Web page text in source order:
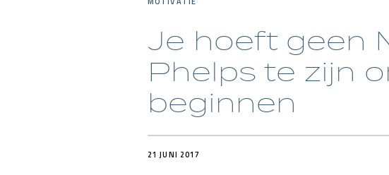
Je hoeft geen
Phelps te zijn
beginnen
21 JUNI 2017